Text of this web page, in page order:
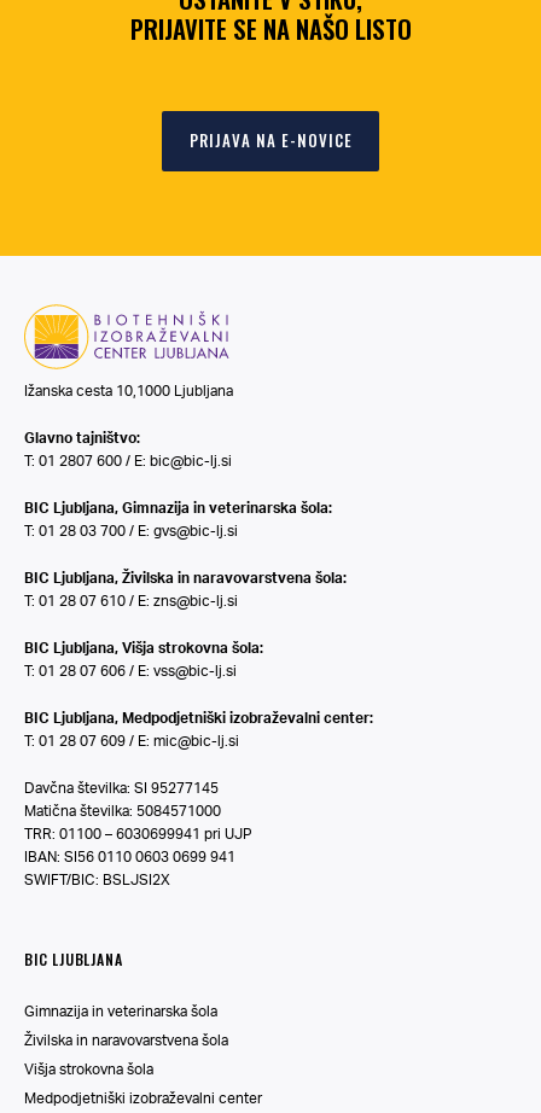
PRIJAVITE SE NA NAŠO LISTO
PRIJAVA NA E-NOVICE
Ižanska cesta 10,1000 Ljubljana
Glavno tajništvo:
T: 01 2807 600 / E: bic@bic-lj.si
BIC Ljubljana, Gimnazija in veterinarska šola:
T: 01 28 03 700 / E: gvs@bic-lj.si
BIC Ljubljana, Živilska in naravovarstvena šola:
T: 01 28 07 610 / E: zns@bic-lj.si
BIC Ljubljana, Višja strokovna šola:
T: 01 28 07 606 / E: vss@bic-lj.si
BIC Ljubljana, Medpodjetniški izobraževalni center:
T: 01 28 07 609 / E: mic@bic-lj.si
Davčna številka: SI 95277145
Matična številka: 5084571000
TRR: 01100 – 6030699941 pri UJP
IBAN: SI56 0110 0603 0699 941
SWIFT/BIC: BSLJSI2X
BIC LJUBLJANA
Gimnazija in veterinarska šola
Živilska in naravovarstvena šola
Višja strokovna šola
Medpodjetniški izobraževalni center